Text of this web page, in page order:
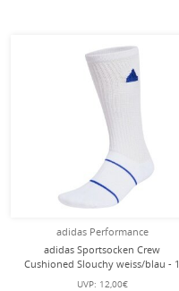
adidas Performance
adidas Sportsocken Crew
Cushioned Slouchy weiss/blau - 1
Paar
UVP: 12,00€